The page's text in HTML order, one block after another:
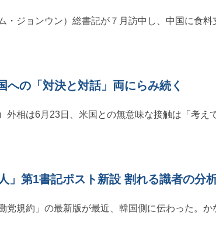
・ジョンウン）総書記が７月訪中し、中国に食料
への「対決と対話」両にらみ続く
外相は6月23日、米国との無意味な接触は「考え
」第1書記ポスト新設 割れる識者の分
党規約」の最新版が最近、韓国側に伝わった。か